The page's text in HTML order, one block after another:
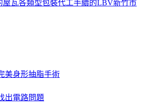
屋瓦各類型包裝代工手續的LBV新竹市
美身形抽脂手術
出電路問題